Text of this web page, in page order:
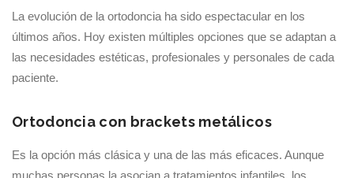
La evolución de la ortodoncia ha sido espectacular en los
últimos años. Hoy existen múltiples opciones que se adaptan a
las necesidades estéticas, profesionales y personales de cada
paciente.
Ortodoncia con brackets metálicos
Es la opción más clásica y una de las más eficaces. Aunque
muchas personas la asocian a tratamientos infantiles, los